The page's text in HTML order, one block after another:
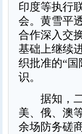
印度等执行
会。黄雪平
合作深入交
基础上继续
织批准的“
识。
据知，二
美、俄、澳
余场防务磋